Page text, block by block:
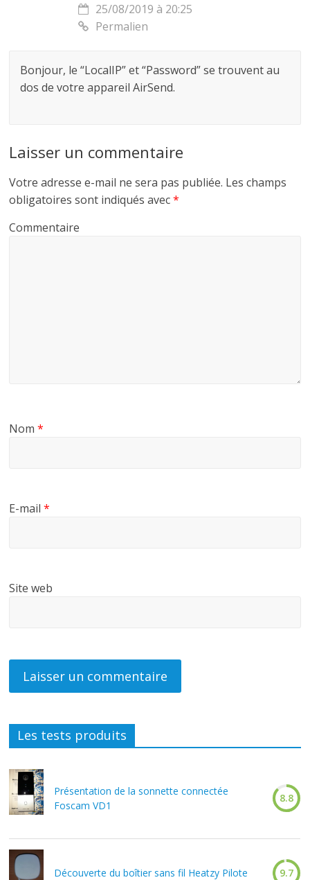
25/08/2019 à 20:25
Permalien
Bonjour, le “LocalIP” et “Password” se trouvent au
dos de votre appareil AirSend.
Laisser un commentaire
Votre adresse e-mail ne sera pas publiée. Les champs
obligatoires sont indiqués avec*
Commentaire
Nom*
E-mail*
Site web
Les tests produits
Présentation de la sonnette connectée
Foscam VD1
8.8
Découverte du boîtier sans fil Heatzy Pilote 9.7